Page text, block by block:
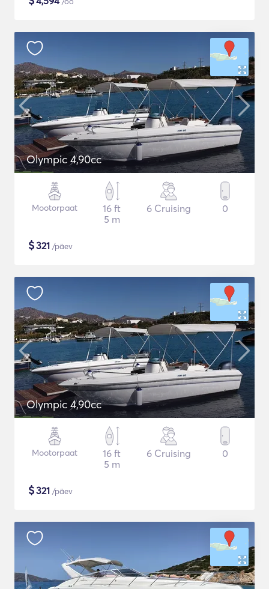
Olympic 4,90cc
Mootorpaat
16 ft
5 m
6 Cruising 0
$321 /päev
Olympic 4,90cc
Mootorpaat
16 ft
5 m
6 Cruising 0
$321 /päev